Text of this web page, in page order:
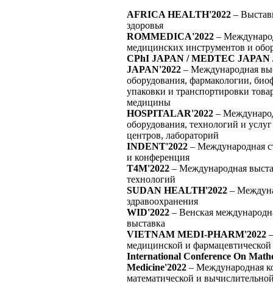
AFRICA HEALTH'2022 –
здоровья
ROMMEDICA'2022 –
медицинских инструментов и
CPhI JAPAN / MEDTEC JAPAN
JAPAN'2022 – Международная
оборудования, фармакологии,
упаковки и транспортировки
медицины
HOSPITALAR'2022 –
оборудования, технологий и
центров, лабораторий
INDENT'2022 – Международная
и конференция
T4M'2022 – Международная
технологий
SUDAN HEALTH'2022 –
здравоохранения
WID'2022 – Венская
выставка
VIETNAM MEDI-PHARM'2022
медицинской и
International Conference On
Medicine'2022 – Международная
математической и